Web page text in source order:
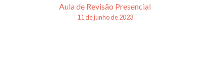
Navegação
Aula de Revisão Presencial
11 de junho de 2023